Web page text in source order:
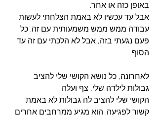
באופן כזה או אחר.
אבל עד עכשיו לא באמת הצלחתי לעשות
עבודה ממש ממש משמעותית עם זה. כל
פעם נגעתי בזה, אבל לא הלכתי עם זה עד
הסוף.
לאחרונה, כל נושא הקושי שלי להציב
גבולות לילדה שלי, צף ועלה.
הקושי שלי להציב לה גבולות לא באמת
קשור לפגיעה. הוא מגיע ממרחבים אחרים